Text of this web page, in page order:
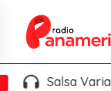
Salsa